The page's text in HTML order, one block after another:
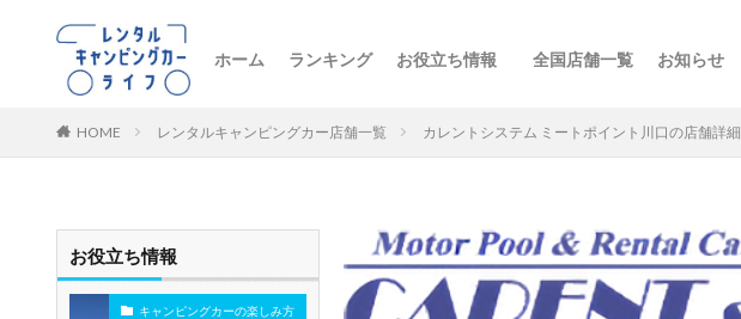
ホーム ランキング お役立ち情報 全国店舗一覧 お知らせ
HOME レンタルキャンピングカー店舗一覧 カレントシステム ミートポイント川口の店舗詳細
お役立ち情報
キャンピングカーの楽しみ方